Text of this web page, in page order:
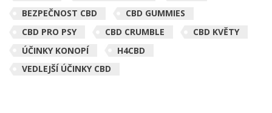
BEZPEČNOST CBD
CBD GUMMIES
CBD PRO PSY
CBD CRUMBLE
CBD KVĚTY
ÚČINKY KONOPÍ
H4CBD
VEDLEJŠÍ ÚČINKY CBD